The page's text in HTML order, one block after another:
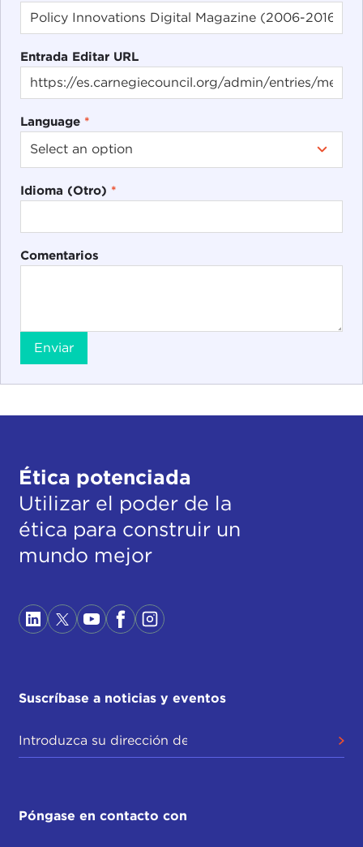
Entrada Editar URL
Language *
Idioma (Otro) *
Comentarios
Enviar
Ética potenciada
Utilizar el poder de la
ética para construir un
mundo mejor
Suscríbase a noticias y eventos
Póngase en contacto con